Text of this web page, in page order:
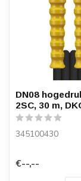
DN08
2SC, 30 m,
345100430
€--,--